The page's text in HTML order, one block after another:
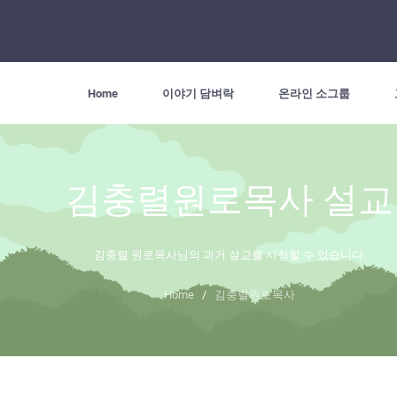
Home 이야기 담벼락 온라인 소그룹
김충렬원로목사 설교
김충렬 원로목사님의 과거 설교를 시청할 수 있습니다.
Home / 김충렬원로목사